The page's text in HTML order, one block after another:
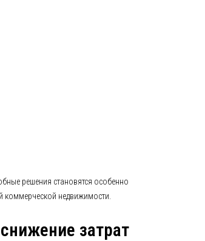
решения становятся особенно
недвижимости.
затрат